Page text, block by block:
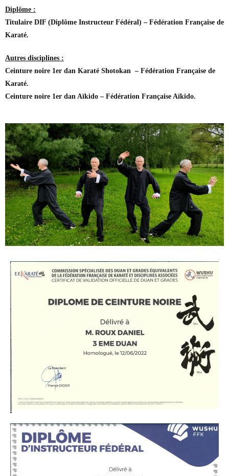
Diplôme :
Titulaire DIF (Diplôme Instructeur Fédéral) – Fédération Française de
Karaté.
Autres disciplines :
Ceinture noire 1er dan Karaté Shotokan – Fédération Française de
Karaté.
Ceinture noire 1er dan Aïkido – Fédération Française Aïkido.